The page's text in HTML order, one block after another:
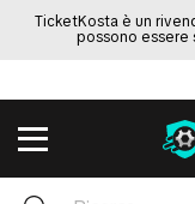
TicketKosta è un
possono essere